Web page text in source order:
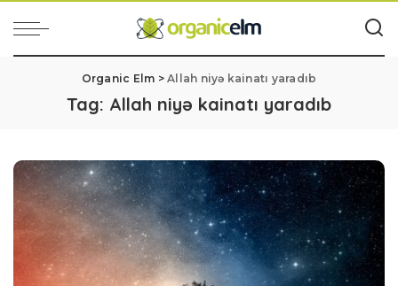
Organic Elm >Allah niyə kainatı yaradıb
Tag: Allah niyə kainatı yaradıb